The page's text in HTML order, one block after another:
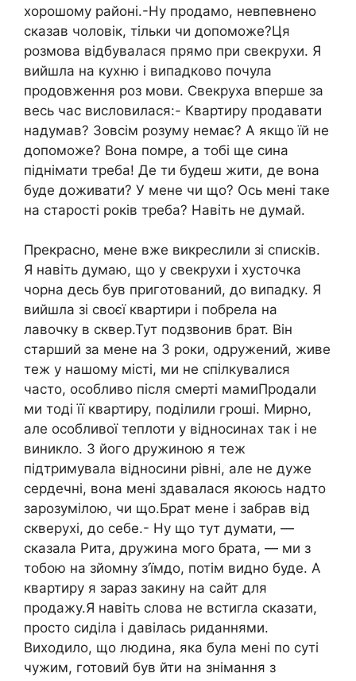
хорошому районі.-Ну продамо, невпевнено
сказав чоловік, тільки чи допоможе?Ця
розмова відбувалася прямо при свекрухи. Я
вийшла на кухню і випадково почула
продовження роз мови. Свекруха вперше за
весь час висловилася:- Квартиру продавати
надумав? Зовсім розуму немає? А якщо їй не
допоможе? Вона помре, а тобі ще сина
піднімати треба! Де ти будеш жити, де вона
буде доживати? У мене чи що? Ось мені таке
на старості років треба? Навіть не думай.
Прекрасно, мене вже викреслили зі списків.
Я навіть думаю, що у свекрухи і хусточка
чорна десь був приготований, до випадку. Я
вийшла зі своєї квартири і побрела на
лавочку в сквер.Тут подзвонив брат. Він
старший за мене на 3 роки, одружений, живе
теж у нашому місті, ми не спілкувалися
часто, особливо після смерті мамиПродали
ми тоді її квартиру, поділили гроші. Мирно,
але особливої теплоти у відносинах так і не
виникло. З його дружиною я теж
підтримувала відносини рівні, але не дуже
сердечні, вона мені здавалася якоюсь надто
зарозумілою, чи що.Брат мене і забрав від
скверухі, до себе.- Ну що тут думати, —
сказала Рита, дружина мого брата, — ми з
тобою на зйомну з’їмдо, потім видно буде. А
квартиру я зараз закину на сайт для
продажу.Я навіть слова не встигла сказати,
просто сиділа і давілась риданнями.
Виходило, що людина, яка була мені по суті
чужим, готовий був йти на знімання з